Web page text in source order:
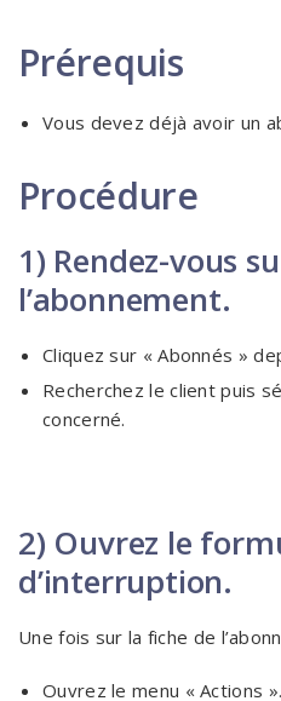
Prérequis
Vous devez déjà avoir un
Procédure
1) Rendez-vous
l’abonnement.
Cliquez sur « Abonnés »
Recherchez le client puis
concerné.
2) Ouvrez le
d’interruption.
Une fois sur la fiche de
Ouvrez le menu « Actions ».